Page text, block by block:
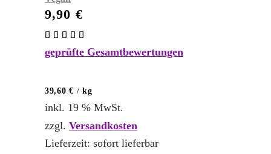
9,90 €
5.00
geprüfte Gesamtbewertungen
39,60€ /kg
inkl. 19 % MwSt.
zzgl. Versandkosten
Lieferzeit: sofort lieferbar